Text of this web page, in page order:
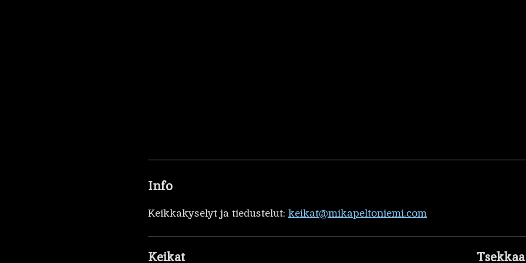
Info
Keikkakyselyt ja tiedustelut: keikat@mikapeltoniemi.com
Keikat